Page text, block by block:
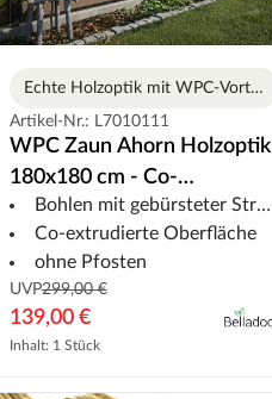
Echte Holzoptik mit WPC-Vorteilen
Artikel-Nr.: L7010111
WPC Zaun Ahorn Holzoptik
180x180 cm - Co-
Extrudierter Steckzaun
Bohlen mit gebürsteter Struktur
Co-extrudierte Oberfläche
ohne Pfosten
UVP299,00 €
139,00 €
Inhalt: 1 Stück